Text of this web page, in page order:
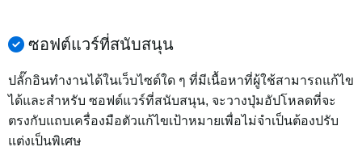
ซอฟต์แวร์ที่สนับสนุน
ปลั๊กอินทำงานได้ในเว็บไซต์ใด ๆ ที่มีเนื้อหาที่ผู้ใช้สามารถแก้ไข
ได้และสำหรับ ซอฟต์แวร์ที่สนับสนุน, จะวางปุ่มอัปโหลดที่จะ
ตรงกับแถบเครื่องมือตัวแก้ไขเป้าหมายเพื่อไม่จำเป็นต้องปรับ
แต่งเป็นพิเศษ